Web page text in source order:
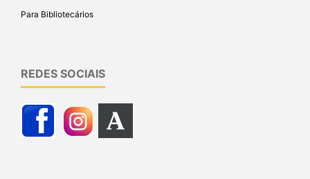
Para Bibliotecários
REDES SOCIAIS